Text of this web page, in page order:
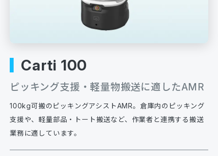
Carti 100
ピッキング支援・軽量物搬送に適したAMR
100kg可搬のピッキングアシストAMR。倉庫内のピッキング
支援や、軽量部品・トート搬送など、作業者と連携する搬送
業務に適しています。